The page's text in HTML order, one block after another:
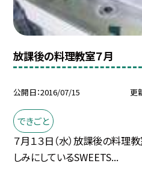
放課後の料理教室７月
公開日 2016/07/15 更
できごと
７月１３日（水）放課後の料理
しみにしているSWEETS...